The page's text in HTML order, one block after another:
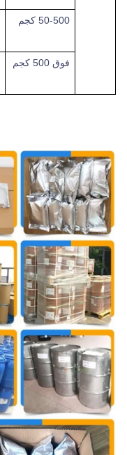
50-500 كجم
فوق 500 كجم